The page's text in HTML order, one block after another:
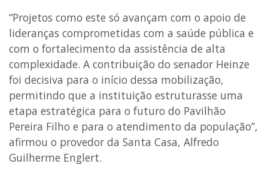
“Projetos como este só avançam com o apoio de
lideranças comprometidas com a saúde pública e
com o fortalecimento da assistência de alta
complexidade. A contribuição do senador Heinze
foi decisiva para o início dessa mobilização,
permitindo que a instituição estruturasse uma
etapa estratégica para o futuro do Pavilhão
Pereira Filho e para o atendimento da população”,
afirmou o provedor da Santa Casa, Alfredo
Guilherme Englert.